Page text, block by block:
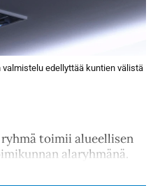
edellyttää kuntien välistä
toimii alueellisen
alaryhmänä.